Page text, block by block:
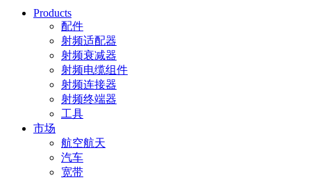
Products
配件
射频适配器
射频衰减器
射频电缆组件
射频连接器
射频终端器
工具
市场
航空航天
汽车
宽带